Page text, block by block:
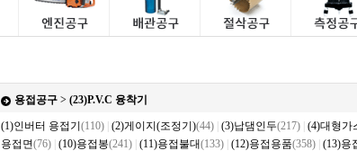
용접공구 > (23)P.V.C 융착기
(1)인버터 용접기 (110) (2)게이지(조정기)(44) (3)납댐인두(217) (4)대형가
용접면(76) (10)용접봉(241) (11)용접불대(133) (12)용접용품(358) (13)용